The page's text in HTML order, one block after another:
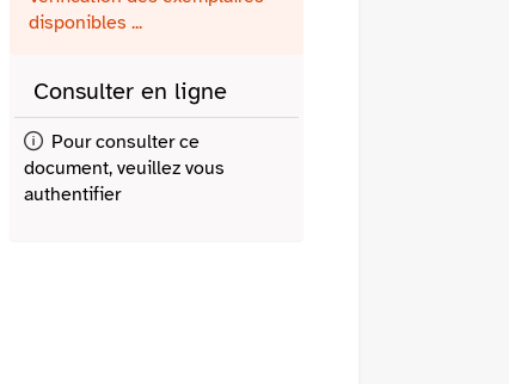
disponibles ...
Consulter en ligne
Pour consulter ce
document, veuillez vous
authentifier